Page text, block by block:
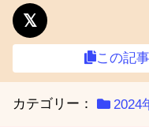
この記
カテゴリー： 2024